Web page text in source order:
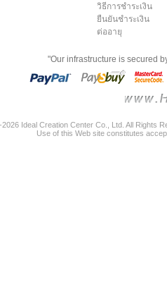
วิธีการชำระเงิน
ยืนยันชำระเงิน
ต่ออายุ
"Our infrastructure is secured
Ideal Creation Center Co., Ltd. All Rights
Use of this Web site constitutes